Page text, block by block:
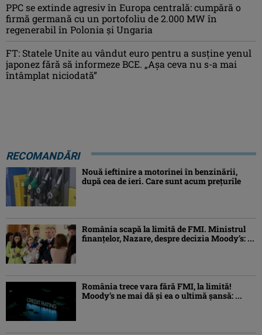
PPC se extinde agresiv în Europa centrală: cumpără o
firmă germană cu un portofoliu de 2.000 MW în
regenerabil în Polonia și Ungaria
FT: Statele Unite au vândut euro pentru a susține yenul
japonez fără să informeze BCE. „Așa ceva nu s-a mai
întâmplat niciodată”
RECOMANDĂRI
Nouă ieftinire a motorinei în benzinării,
după cea de ieri. Care sunt acum prețurile
România scapă la limită de FMI. Ministrul
finanțelor, Nazare, despre decizia Moody’s: ...
România trece vara fără FMI, la limită!
Moody’s ne mai dă și ea o ultimă șansă: ...